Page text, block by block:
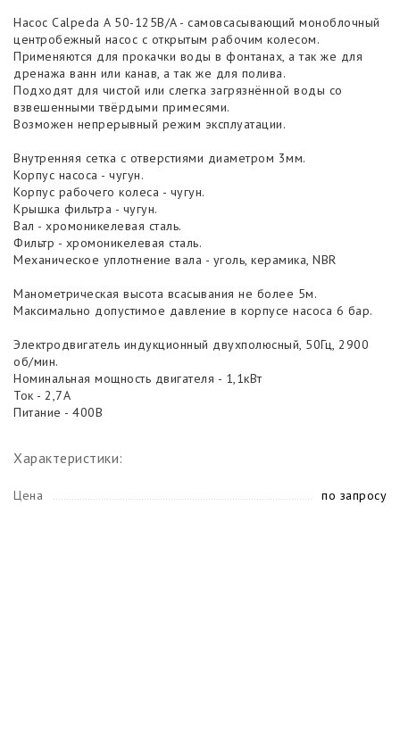
Насос Calpeda A 50-125B/A - самовсасывающий моноблочный
центробежный насос с открытым рабочим колесом.
Применяются для прокачки воды в фонтанах, а так же для
дренажа ванн или канав, а так же для полива.
Подходят для чистой или слегка загрязнённой воды со
взвешенными твёрдыми примесями.
Возможен непрерывный режим эксплуатации.
Внутренняя сетка с отверстиями диаметром 3мм.
Корпус насоса - чугун.
Корпус рабочего колеса - чугун.
Крышка фильтра - чугун.
Вал - хромоникелевая сталь.
Фильтр - хромоникелевая сталь.
Механическое уплотнение вала - уголь, керамика, NBR
Манометрическая высота всасывания не более 5м.
Максимально допустимое давление в корпусе насоса 6 бар.
Электродвигатель индукционный двухполюсный, 50Гц, 2900
об/мин.
Номинальная мощность двигателя - 1,1кВт
Ток - 2,7А
Питание - 400В
Характеристики:
Цена по запросу